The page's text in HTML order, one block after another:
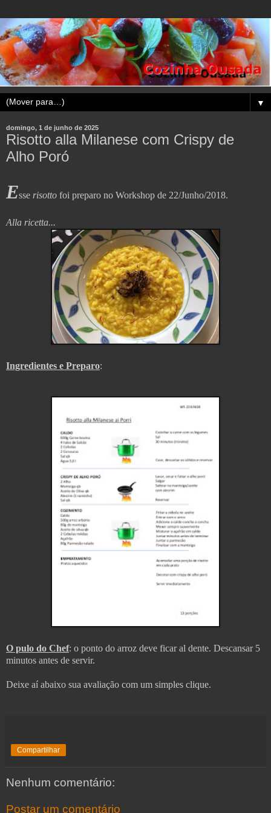
▼
domingo, 1 de junho de 2025
Risotto alla Milanese com Crispy de
Alho Poró
Esse risotto foi preparo no Workshop de 22/Junho/2018.
Alla ricetta...
Ingredientes e Preparo:
O pulo do Chef: o ponto do arroz deve ficar al dente. Descansar 5
minutos antes de servir.
Deixe aí abaixo sua avaliação com um simples clique.
Compartilhar
Nenhum comentário:
Postar um comentário